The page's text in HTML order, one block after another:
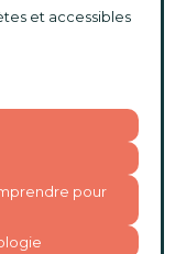
et accessibles
pour